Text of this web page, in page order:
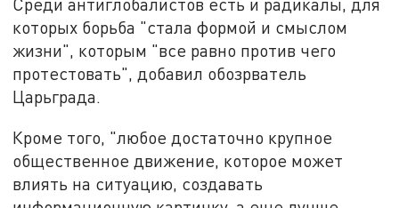
которых борьба "стала формой и смыслом
жизни", которым "все равно против чего
протестовать", добавил обозрватель
Царьграда.
Кроме того, "любое достаточно крупное
общественное движение, которое может
влиять на ситуацию, создавать